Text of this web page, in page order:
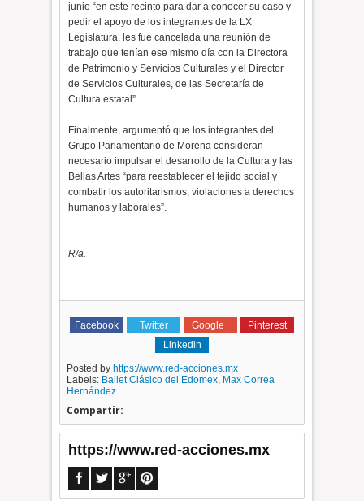
junio “en este recinto para dar a conocer su caso y
pedir el apoyo de los integrantes de la LX
Legislatura, les fue cancelada una reunión de
trabajo que tenían ese mismo día con la Directora
de Patrimonio y Servicios Culturales y el Director
de Servicios Culturales, de las Secretaría de
Cultura estatal”.
Finalmente, argumentó que los integrantes del
Grupo Parlamentario de Morena consideran
necesario impulsar el desarrollo de la Cultura y las
Bellas Artes “para reestablecer el tejido social y
combatir los autoritarismos, violaciones a derechos
humanos y laborales”.
R/a.
Facebook Twitter Google+
Pinterest
Linkedin
Posted by https://www.red-acciones.mx
Labels: Ballet Clásico del Edomex, Max Correa
Hernández
Compartir:
https://www.red-acciones.mx